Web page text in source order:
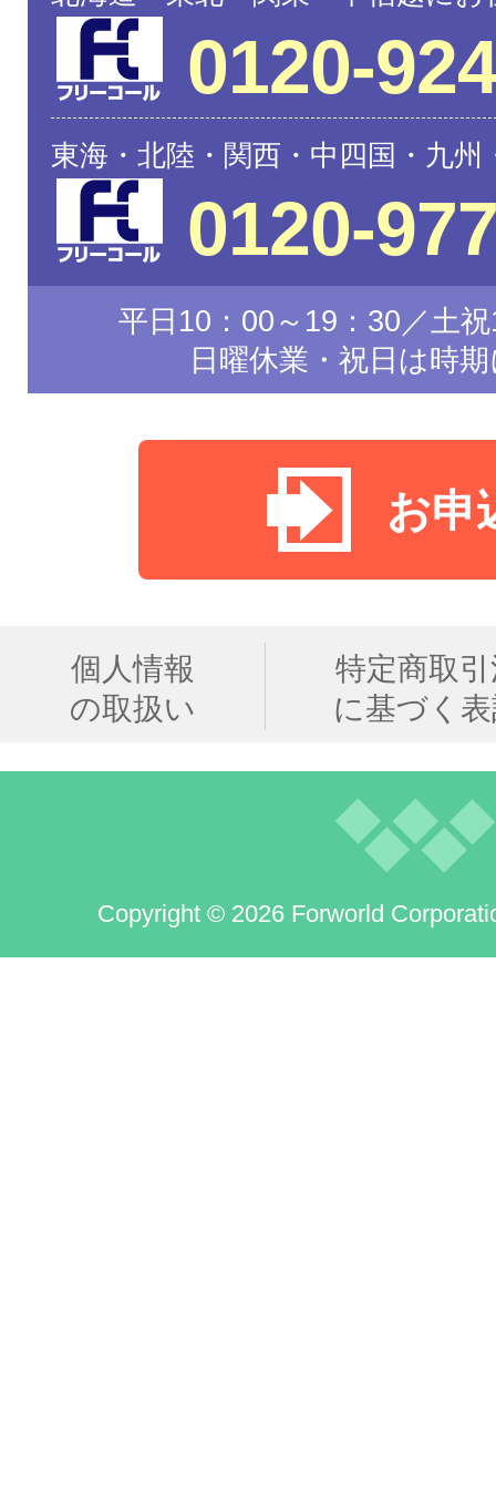
0120-
東海・北陸・関西・中四国・九
0120-
平日10：00～19：30／土
日曜休業・祝日は時
お申
個人情報
の取扱い
特定商取
に基づく
Copyright © 2026 Forworld